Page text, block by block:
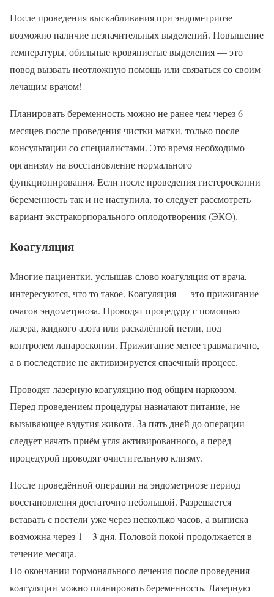
После проведения выскабливания при эндометриозе
возможно наличие незначительных выделений. Повышение
температуры, обильные кровянистые выделения — это
повод вызвать неотложную помощь или связаться со своим
лечащим врачом!
Планировать беременность можно не ранее чем через 6
месяцев после проведения чистки матки, только после
консультации со специалистами. Это время необходимо
организму на восстановление нормального
функционирования. Если после проведения гистероскопии
беременность так и не наступила, то следует рассмотреть
вариант экстракорпорального оплодотворения (ЭКО).
Коагуляция
Многие пациентки, услышав слово коагуляция от врача,
интересуются, что то такое. Коагуляция — это прижигание
очагов эндометриоза. Проводят процедуру с помощью
лазера, жидкого азота или раскалённой петли, под
контролем лапароскопии. Прижигание менее травматично,
а в последствие не активизируется спаечный процесс.
Проводят лазерную коагуляцию под общим наркозом.
Перед проведением процедуры назначают питание, не
вызывающее вздутия живота. За пять дней до операции
следует начать приём угля активированного, а перед
процедурой проводят очистительную клизму.
После проведённой операции на эндометриозе период
восстановления достаточно небольшой. Разрешается
вставать с постели уже через несколько часов, а выписка
возможна через 1 – 3 дня. Половой покой продолжается в
течение месяца.
По окончании гормонального лечения после проведения
коагуляции можно планировать беременность. Лазерную